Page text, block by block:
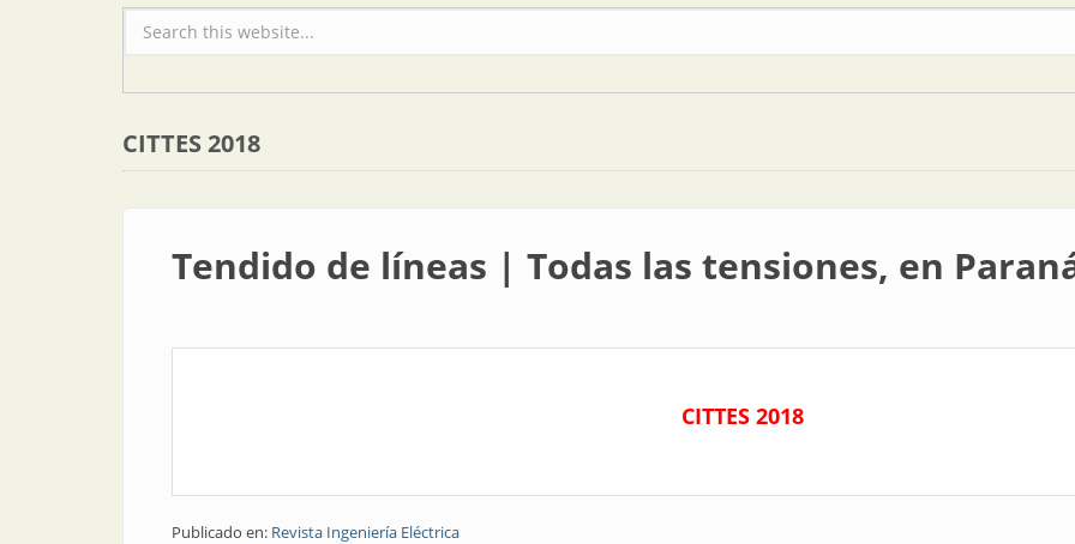
Formulario de búsqueda
CITTES 2018
Tendido de líneas | Todas las tensiones, en
CITTES 2018
Publicado en: Revista Ingeniería Eléctrica